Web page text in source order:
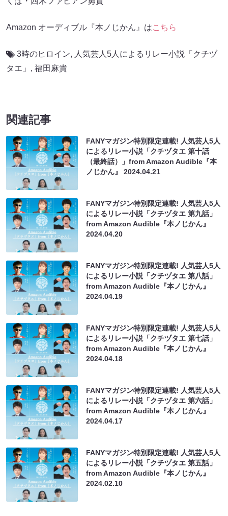
Amazon オーディブル『本ノじかん』はこちら
3時のヒロイン, 人気芸人5人によるリレー小説「クチヅ
タエ」 , 福田麻貴
関連記事
FANYマガジン特別限定連載! 人気芸人5人
によるリレー小説「クチヅタエ 第十話
（最終話）」from Amazon Audible『本
ノじかん』2024.04.21
FANYマガジン特別限定連載! 人気芸人5人
によるリレー小説「クチヅタエ 第九話」
from Amazon Audible『本ノじかん』
2024.04.20
FANYマガジン特別限定連載! 人気芸人5人
によるリレー小説「クチヅタエ 第八話」
from Amazon Audible『本ノじかん』
2024.04.19
FANYマガジン特別限定連載! 人気芸人5人
によるリレー小説「クチヅタエ 第七話」
from Amazon Audible『本ノじかん』
2024.04.18
FANYマガジン特別限定連載! 人気芸人5人
によるリレー小説「クチヅタエ 第六話」
from Amazon Audible『本ノじかん』
2024.04.17
FANYマガジン特別限定連載! 人気芸人5人
によるリレー小説「クチヅタエ 第五話」
from Amazon Audible『本ノじかん』
2024.02.10